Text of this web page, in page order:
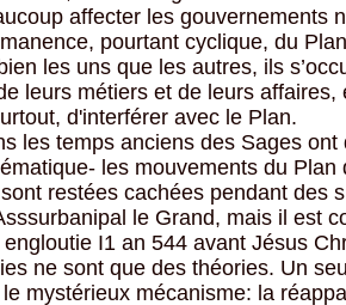
affecter les gouvernements
pourtant cyclique, du
les uns que les autres, ils
leurs métiers et de leurs affaires,
d'interférer avec le Plan.
les temps anciens des Sages ont
les mouvements du Plan
restées cachées pendant des
le Grand, mais il est
I1 an 544 avant Jésus
ne sont que des théories. Un
mystérieux mécanisme: la